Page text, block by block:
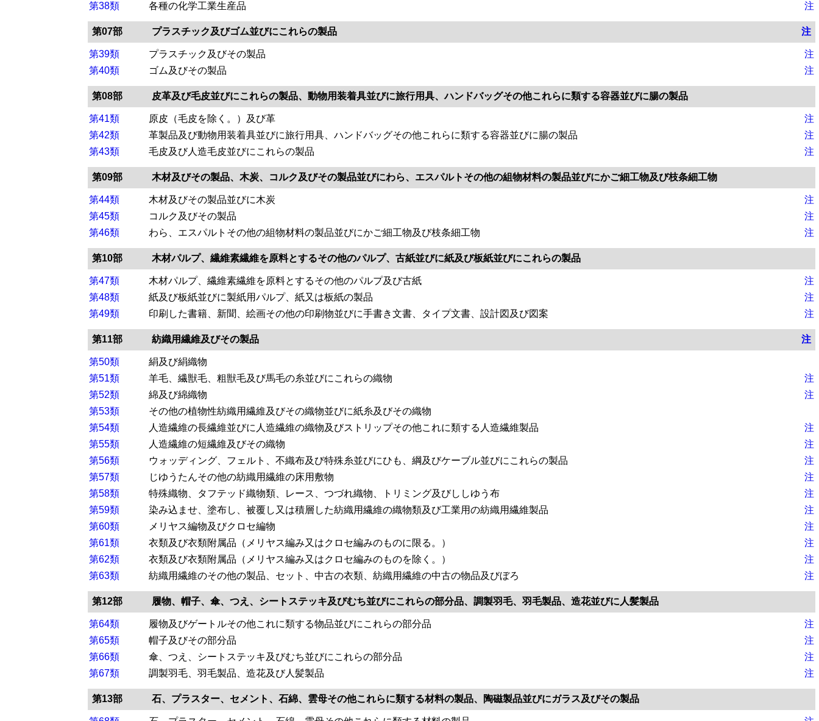
第38類
各種の化学工業生産品 注
第07部 プラスチック及びゴム並びにこれらの製品 注
第39類 プラスチック及びその製品
注
第40類
ゴム及びその製品 注
第08部 皮革及び毛皮並びにこれらの製品、動物用装着具並びに旅行用具、ハンドバッグその他これらに類する容器並びに腸の製品
第41類 原皮（毛皮を除く。）及び革
注
第42類
革製品及び動物用装着具並びに旅行用具、ハンドバッグその他これらに類する容器並びに腸の製品
注
第43類
毛皮及び人造毛皮並びにこれらの製品 注
第09部 木材及びその製品、木炭、コルク及びその製品並びにわら、エスパルトその他の組物材料の製品並びにかご細工物及び枝条細工物
第44類 木材及びその製品並びに木炭
注
第45類
コルク及びその製品
注
第46類
わら、エスパルトその他の組物材料の製品並びにかご細工物及び枝条細工物 注
第10部 木材パルプ、繊維素繊維を原料とするその他のパルプ、古紙並びに紙及び板紙並びにこれらの製品
第47類 木材パルプ、繊維素繊維を原料とするその他のパルプ及び古紙
注
第48類
紙及び板紙並びに製紙用パルプ、紙又は板紙の製品
注
第49類
印刷した書籍、新聞、絵画その他の印刷物並びに手書き文書、タイプ文書、設計図及び図案 注
第11部 紡織用繊維及びその製品 注
第50類
絹及び絹織物
第51類
羊毛、繊獣毛、粗獣毛及び馬毛の糸並びにこれらの織物
注
第52類
綿及び綿織物
注
第53類
その他の植物性紡織用繊維及びその織物並びに紙糸及びその織物
第54類
人造繊維の長繊維並びに人造繊維の織物及びストリップその他これに類する人造繊維製品
注
第55類
人造繊維の短繊維及びその織物
注
第56類
ウォッディング、フェルト、不織布及び特殊糸並びにひも、綱及びケーブル並びにこれらの製品
注
第57類
じゆうたんその他の紡織用繊維の床用敷物
注
第58類
特殊織物、タフテッド織物類、レース、つづれ織物、トリミング及びししゆう布
注
第59類
染み込ませ、塗布し、被覆し又は積層した紡織用繊維の織物類及び工業用の紡織用繊維製品
注
第60類
メリヤス編物及びクロセ編物
注
第61類
衣類及び衣類附属品（メリヤス編み又はクロセ編みのものに限る。）
注
第62類
衣類及び衣類附属品（メリヤス編み又はクロセ編みのものを除く。）
注
第63類
紡織用繊維のその他の製品、セット、中古の衣類、紡織用繊維の中古の物品及びぼろ 注
第12部 履物、帽子、傘、つえ、シートステッキ及びむち並びにこれらの部分品、調製羽毛、羽毛製品、造花並びに人髪製品
第64類 履物及びゲートルその他これに類する物品並びにこれらの部分品
注
第65類
帽子及びその部分品
注
第66類
傘、つえ、シートステッキ及びむち並びにこれらの部分品
注
第67類
調製羽毛、羽毛製品、造花及び人髪製品 注
第13部 石、プラスター、セメント、石綿、雲母その他これらに類する材料の製品、陶磁製品並びにガラス及びその製品